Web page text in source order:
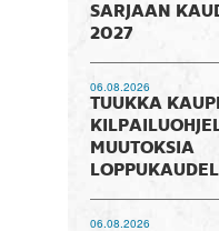
SARJAAN
2027
06.08.2026
TUUKKA
MUUTOKSIA
06.08.2026